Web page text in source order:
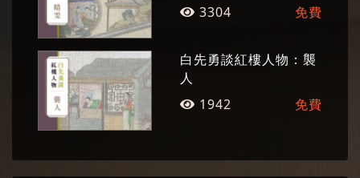
3304
免費
白先勇談紅樓人物：襲
人
1942
免費